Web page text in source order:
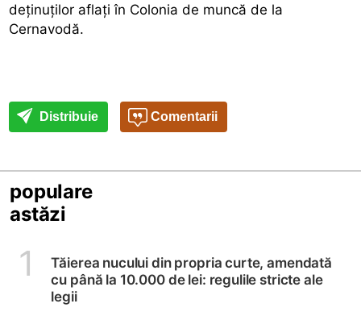
deţinuţilor aflaţi în Colonia de muncă de la
Cernavodă.
Distribuie Comentarii
populare
astăzi
1
Tăierea nucului din propria curte, amendată
cu până la 10.000 de lei: regulile stricte ale
legii